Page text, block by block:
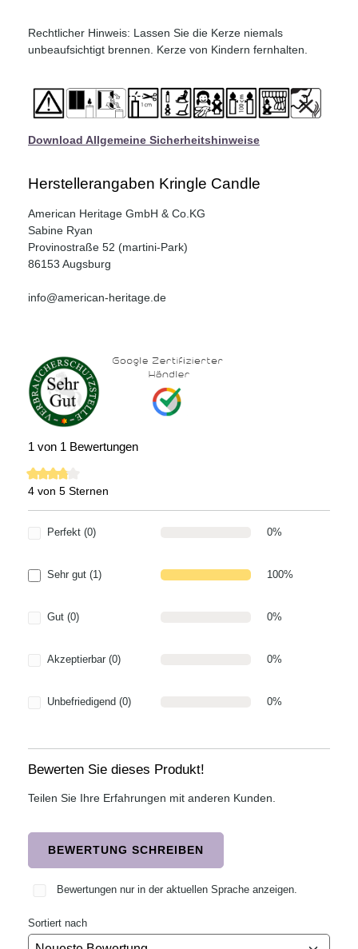
Rechtlicher Hinweis: Lassen Sie die Kerze niemals
unbeaufsichtigt brennen. Kerze von Kindern fernhalten.
Download Allgemeine Sicherheitshinweise
Herstellerangaben Kringle Candle
American Heritage GmbH & Co.KG
Sabine Ryan
Provinostraße 52 (martini-Park)
86153 Augsburg
info@american-heritage.de
1 von 1 Bewertungen
Durchschnittliche Bewertung von 4 von 5 Sternen
4 von 5 Sternen
Perfekt (0) 0%
Sehr gut (1) 100%
Gut (0) 0%
Akzeptierbar (0) 0%
Unbefriedigend (0) 0%
Bewerten Sie dieses Produkt!
Teilen Sie Ihre Erfahrungen mit anderen Kunden.
BEWERTUNG SCHREIBEN
Bewertungen nur in der aktuellen Sprache anzeigen.
Sortiert nach